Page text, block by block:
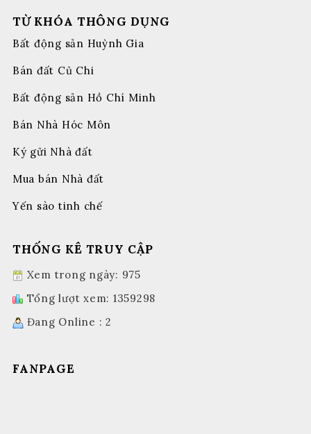
TỪ KHÓA THÔNG DỤNG
Bất động sản Huỳnh Gia
Bán đất Củ Chi
Bất động sản Hồ Chí Minh
Bán Nhà Hóc Môn
Ký gửi Nhà đất
Mua bán Nhà đất
Yến sào tinh chế
THỐNG KÊ TRUY CẬP
Xem trong ngày: 975
Tổng lượt xem: 1359298
Đang Online : 2
FANPAGE